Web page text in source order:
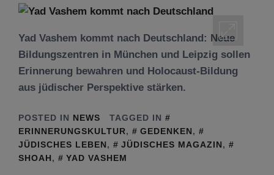
Yad Vashem kommt nach Deutschland: Neue
Bildungszentren in München und Leipzig sollen
Erinnerung bewahren und Holocaust-Bildung
aus jüdischer Perspektive stärken.
POSTED IN NEWS
TAGGED IN
ERINNERUNGSKULTUR, GEDENKEN,
JÜDISCHES LEBEN, JÜDISCHES MAGAZIN,
SHOAH, YAD VASHEM